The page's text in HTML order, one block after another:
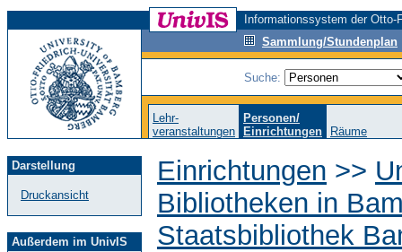
Informationssystem der
Sammlung/Stundenplan
Suche:
Lehr-
veranstaltungen
Personen/
Einrichtungen
Räume
Darstellung
Druckansicht
Außerdem im UnivIS
Einrichtungen >>
Bibliotheken in
Staatsbibliothek